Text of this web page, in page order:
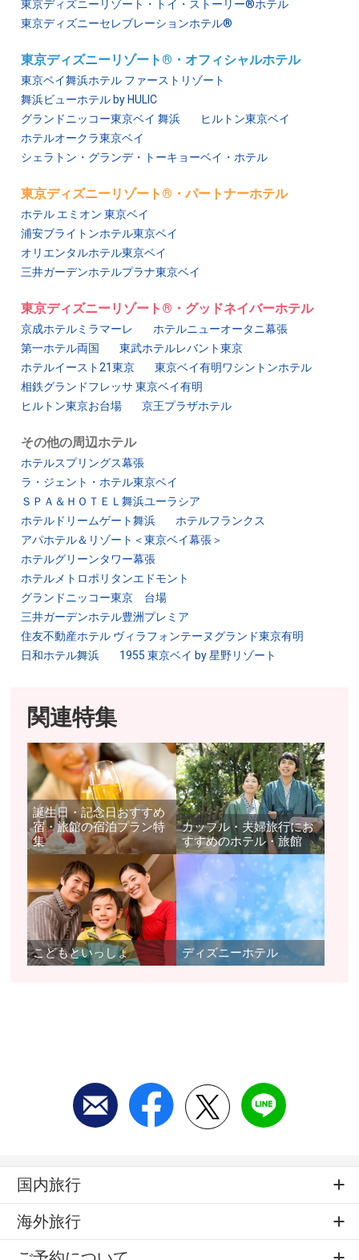
東京ディズニーリゾート・トイ・ストーリー®ホテル
東京ディズニーセレブレーションホテル®
東京ディズニーリゾート®・オフィシャルホテル
東京ベイ舞浜ホテル ファーストリゾート
舞浜ビューホテル by HULIC
グランドニッコー東京ベイ 舞浜
ヒルトン東京ベイ
ホテルオークラ東京ベイ
シェラトン・グランデ・トーキョーベイ・ホテル
東京ディズニーリゾート®・パートナーホテル
ホテル エミオン 東京ベイ
浦安ブライトンホテル東京ベイ
オリエンタルホテル東京ベイ
三井ガーデンホテルプラナ東京ベイ
東京ディズニーリゾート®・グッドネイバーホテル
京成ホテルミラマーレ
ホテルニューオータニ幕張
第一ホテル両国
東武ホテルレバント東京
ホテルイースト21東京
東京ベイ有明ワシントンホテル
相鉄グランドフレッサ 東京ベイ有明
ヒルトン東京お台場
京王プラザホテル
その他の周辺ホテル
ホテルスプリングス幕張
ラ・ジェント・ホテル東京ベイ
ＳＰＡ＆ＨＯＴＥＬ舞浜ユーラシア
ホテルドリームゲート舞浜
ホテルフランクス
アパホテル＆リゾート＜東京ベイ幕張＞
ホテルグリーンタワー幕張
ホテルメトロポリタンエドモント
グランドニッコー東京 台場
三井ガーデンホテル豊洲プレミア
住友不動産ホテル ヴィラフォンテーヌグランド東京有明
日和ホテル舞浜
1955 東京ベイ by 星野リゾート
関連特集
誕生日・記念日おすすめ
宿・旅館の宿泊プラン特
集
カップル・夫婦旅行にお
すすめのホテル・旅館
こどもといっしょ ディズニーホテル
国内旅行
海外旅行